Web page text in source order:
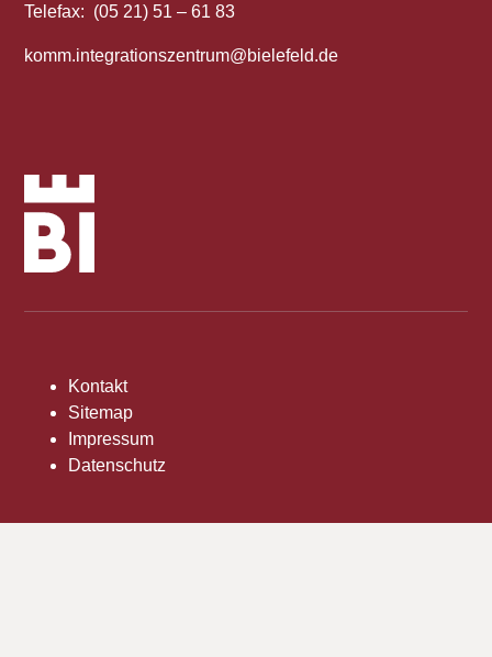
Telefax: (05 21) 51 – 61 83
komm.integrationszentrum@bielefeld.de
Kontakt
Sitemap
Impressum
Datenschutz